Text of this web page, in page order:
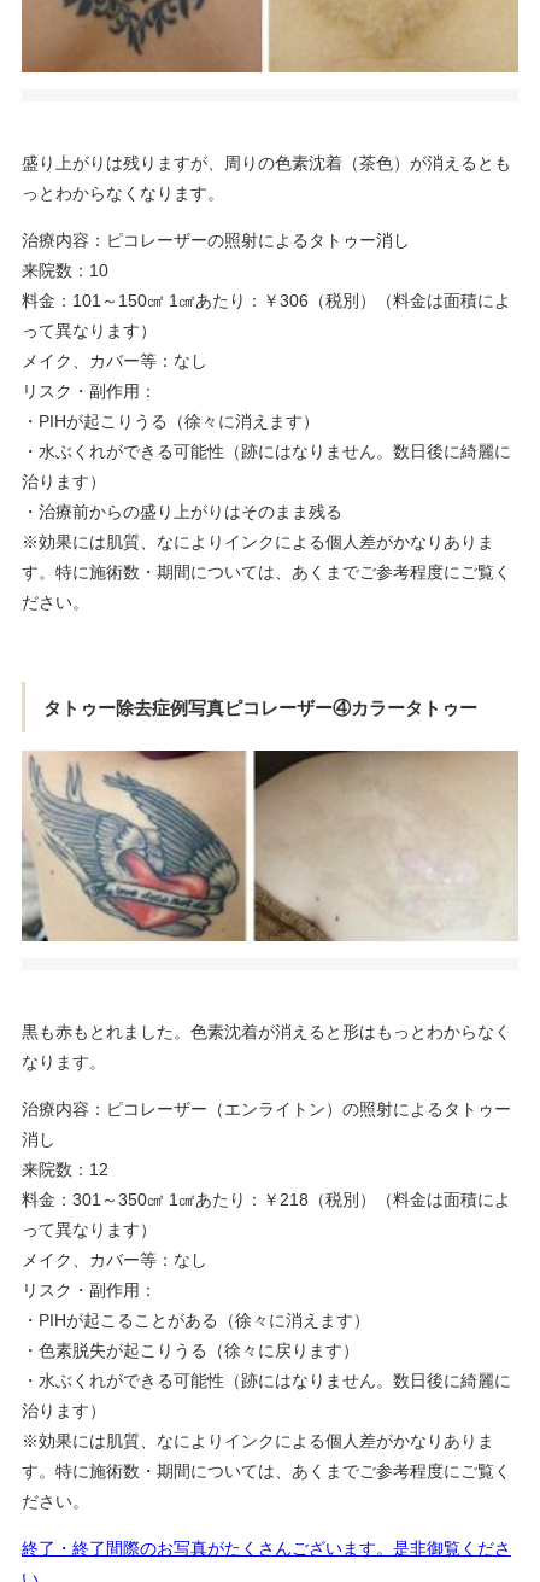
盛り上がりは残りますが、周りの色素沈着（茶色）が消えるとも
っとわからなくなります。
治療内容：ピコレーザーの照射によるタトゥー消し
来院数：10
料金：101～150㎠ 1㎠あたり：￥306（税別）（料金は面積によ
って異なります）
メイク、カバー等：なし
リスク・副作用：
・PIHが起こりうる（徐々に消えます）
・水ぶくれができる可能性（跡にはなりません。数日後に綺麗に
治ります）
・治療前からの盛り上がりはそのまま残る
※効果には肌質、なによりインクによる個人差がかなりありま
す。特に施術数・期間については、あくまでご参考程度にご覧く
ださい。
タトゥー除去症例写真ピコレーザー④カラータトゥー
黒も赤もとれました。色素沈着が消えると形はもっとわからなく
なります。
治療内容：ピコレーザー（エンライトン）の照射によるタトゥー
消し
来院数：12
料金：301～350㎠ 1㎠あたり：￥218（税別）（料金は面積によ
って異なります）
メイク、カバー等：なし
リスク・副作用：
・PIHが起こることがある（徐々に消えます）
・色素脱失が起こりうる（徐々に戻ります）
・水ぶくれができる可能性（跡にはなりません。数日後に綺麗に
治ります）
※効果には肌質、なによりインクによる個人差がかなりありま
す。特に施術数・期間については、あくまでご参考程度にご覧く
ださい。
終了・終了間際のお写真がたくさんございます。是非御覧くださ